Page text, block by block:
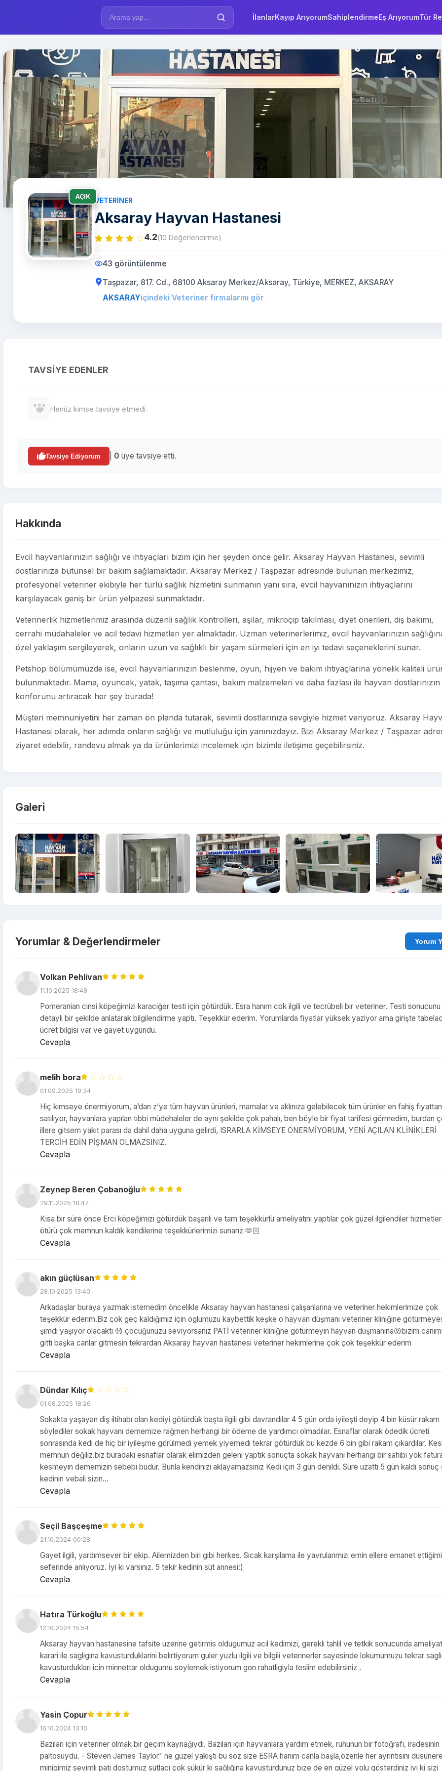
İlanlarKayıp ArıyorumSahiplendirmeEş ArıyorumTür
AÇIK
VETERINER
Aksaray Hayvan Hastanesi
4.2(10 Değerlendirme)
43 görüntülenme
Taşpazar, 817. Cd., 68100 Aksaray Merkez/Aksaray, Türkiye, MERKEZ, AKSARAY
AKSARAYiçindeki Veteriner firmalarını gör
TAVSIYE EDENLER
Henüz kimse tavsiye etmedi.
Tavsiye Ediyorum 0 üye tavsiye etti.
Hakkında
Evcil hayvanlarınızın sağlığı ve ihtiyaçları bizim için her şeyden önce gelir. Aksaray Hayvan Hastanesi, sevimli
dostlarınıza bütünsel bir bakım sağlamaktadır. Aksaray Merkez / Taşpazar adresinde bulunan merkezimiz,
profesyonel veteriner ekibiyle her türlü sağlık hizmetini sunmanın yanı sıra, evcil hayvanınızın ihtiyaçlarını
karşılayacak geniş bir ürün yelpazesi sunmaktadır.
Veterinerlik hizmetlerimiz arasında düzenli sağlık kontrolleri, aşılar, mikroçip takılması, diyet önerileri, diş bakımı,
cerrahi müdahaleler ve acil tedavi hizmetleri yer almaktadır. Uzman veterinerlerimiz, evcil hayvanlarınızın
özel yaklaşım sergileyerek, onların uzun ve sağlıklı bir yaşam sürmeleri için en iyi tedavi seçeneklerini sunar.
Petshop bölümümüzde ise, evcil hayvanlarınızın beslenme, oyun, hijyen ve bakım ihtiyaçlarına yönelik kaliteli
bulunmaktadır. Mama, oyuncak, yatak, taşıma çantası, bakım malzemeleri ve daha fazlası ile hayvan dostlarınızın
konforunu artıracak her şey burada!
Müşteri memnuniyetini her zaman ön planda tutarak, sevimli dostlarınıza sevgiyle hizmet veriyoruz. Aksaray
Hastanesi olarak, her adımda onların sağlığı ve mutluluğu için yanınızdayız. Bizi Aksaray Merkez / Taşpazar
ziyaret edebilir, randevu almak ya da ürünlerimizi incelemek için bizimle iletişime geçebilirsiniz.
Galeri
Yorumlar & Değerlendirmeler
Volkan Pehlivan
11.10.2025 18:48
Pomeranian cinsi köpeğimizi karaciğer testi için götürdük. Esra hanım cok ilgili ve tecrübeli bir veteriner. Testi sonucunu
detaylı bir şekilde anlatarak bilgilendirme yaptı. Teşekkür ederim. Yorumlarda fiyatlar yüksek yaziyor ama girişte
ücret bilgisi var ve gayet uygundu.
Cevapla
melih bora
01.09.2025 19:34
Hiç kimseye önermiyorum, a’dan z’ye tüm hayvan ürünleri, mamalar ve aklınıza gelebilecek tüm ürünler en fahiş fiyattan
satılıyor, hayvanlara yapılan tıbbi müdehaleler de aynı şekilde çok pahalı, ben böyle bir fiyat tarifesi görmedim, burdan
illere gitsem yakıt parası da dahil daha uyguna gelirdi, ISRARLA KİMSEYE ÖNERMİYORUM, YENİ AÇILAN KLİNİKLERİ
TERCİH EDİN PİŞMAN OLMAZSINIZ.
Cevapla
Zeynep Beren Çobanoğlu
29.11.2025 18:47
Kısa bir süre önce Erci köpeğimizi götürdük başarılı ve tam teşekkürlü ameliyatını yaptılar çok güzel ilgilendiler
ötürü çok memnun kaldık kendilerine teşekkürlerimizi sunarız 🫶🏻
Cevapla
akın güçlüsan
28.10.2025 13:40
Arkadaşlar buraya yazmak istemedim öncelikle Aksaray hayvan hastanesi çalışanlarına ve veteriner hekimlerimize çok
teşekkür ederim.Biz çok geç kaldığımız için oglumuzu kaybettik keşke o hayvan düşmanı veteriner kliniğine
şimdi yaşıyor olacaktı 😞 çocuğunuzu seviyorsanız PATİ veteriner kliniğne götürmeyin hayvan düşmanına😡bizim
gitti başka canlar gitmesin tekrardan Aksaray hayvan hastanesi veteriner hekimlerine çok çok teşekkür ederim
Cevapla
Dündar Kılıç
01.08.2025 18:26
Sokakta yaşayan diş iltihabı olan kediyi götürdük başta ilgili gibi davrandılar 4 5 gün orda iyileşti deyip 4 bin küsür rakam
söylediler sokak hayvanı dememize rağmen herhangi bir ödeme de yardımcı olmadılar. Esnaflar olarak ödedik ücreti
sonrasında kedi de hiç bir iyileşme görülmedi yemek yiyemedi tekrar götürdük bu kezde 6 bin gibi rakam çıkardılar.
memnun değiliz.biz buradaki esnaflar olarak elimizden geleni yaptık sonuçta sokak hayvanı herhangi bir sahibi yok
kesmeyin dememizin sebebi budur. Bunla kendinizi aklayamazsınız Kedi için 3 gün denildi. Süre uzattı 5 gün kaldı sonuç
kedinin vebali sizin...
Cevapla
Seçil Başçeşme
21.10.2024 00:28
Gayet ilgili, yardımsever bir ekip. Ailemizden biri gibi herkes. Sıcak karşılama ile yavrularımızı emin ellere emanet
seferinde anlıyoruz. İyi ki varsınız. 5 tekir kedinin süt annesi:)
Cevapla
Hatıra Türkoğlu
12.10.2024 15:54
Aksaray hayvan hastanesine tafsite uzerine getirmis oldugumuz acil kedimizi, gerekli tahlil ve tetkik sonucunda ameliyat
karari ile sagligina kavusturduklarini belirtiyorum guler yuzlu ilgili ve bilgili veterinerler sayesinde lokumumuzu tekrar
kavusturduklari icin minnettar oldugumu soylemek istiyorum gon rahatligiyla teslim edebilirsiniz .
Cevapla
Yasin Çopur
16.10.2024 13:10
Bazıları için veteriner olmak bir geçim kaynağıydı. Bazıları için hayvanlara yardım etmek, ruhunun bir fotoğrafı, iradesinin
paltosuydu. - Steven James Taylor" ne güzel yakıştı bu söz size ESRA hanım canla başla,özenle her ayrıntısını
minigimiz sevimli pati dostumuz sütlacı çok şükür ki sağlığına kavusturdunuz bize de en güzel yolu gösterdiniz iyi ki sizi